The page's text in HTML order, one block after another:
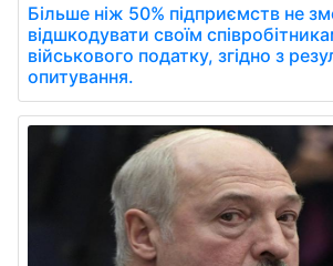
Більше ніж 50% підприємств не
відшкодувати своїм
військового податку, згідно з
опитування.